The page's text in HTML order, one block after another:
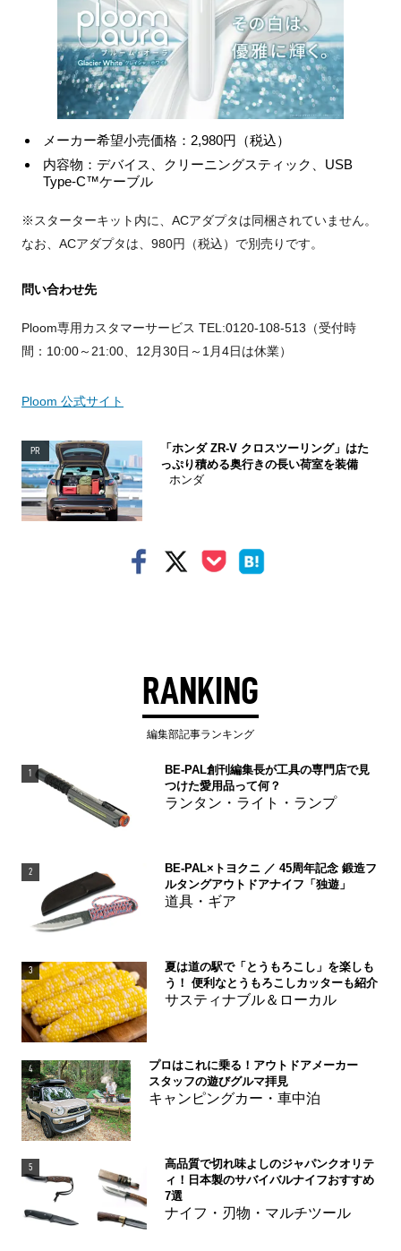
メーカー希望小売価格：2,980円（税込）
内容物：デバイス、クリーニングスティック、USB
Type-C™ケーブル
※スターターキット内に、ACアダプタは同梱されていません。
なお、ACアダプタは、980円（税込）で別売りです。
問い合わせ先
Ploom専用カスタマーサービス TEL:0120-108-513（受付時
間：10:00～21:00、12月30日～1月4日は休業）
Ploom 公式サイト
PR
「ホンダ ZR-V クロスツーリング」はた
っぷり積める奥行きの長い荷室を装備
ホンダ
RANKING
編集部記事ランキング
1
BE-PAL創刊編集長が工具の専門店で見
つけた愛用品って何？
ランタン・ライト・ランプ
2
BE-PAL×トヨクニ ／ 45周年記念 鍛造フ
ルタングアウトドアナイフ「独遊」
道具・ギア
3
夏は道の駅で「とうもろこし」を楽しも
う！ 便利なとうもろこしカッターも紹介
サスティナブル＆ローカル
4
プロはこれに乗る！アウトドアメーカー
スタッフの遊びグルマ拝見
キャンピングカー・車中泊
5
高品質で切れ味よしのジャパンクオリテ
ィ！日本製のサバイバルナイフおすすめ
7選
ナイフ・刃物・マルチツール